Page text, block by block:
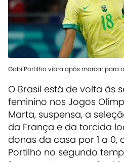
Gabi Portilho vibra após marcar para
O Brasil está de volta às
feminino nos Jogos
Marta, suspensa, a
da França e da torcida
donas da casa por 1 a 0,
Portilho no segundo